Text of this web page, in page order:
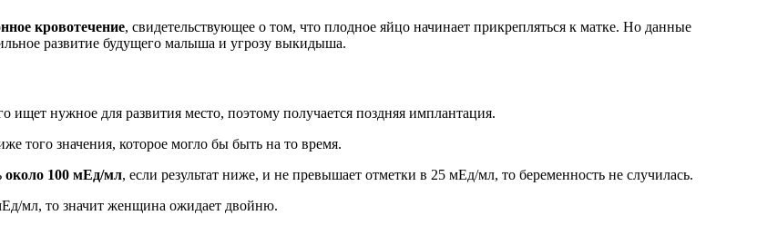
кровотечение, свидетельствующее о том, что плодное яйцо начинает прикрепляться к матке. Но данные
развитие будущего малыша и угрозу выкидыша.
ищет нужное для развития место, поэтому получается поздняя имплантация.
того значения, которое могло бы быть на то время.
около 100 мЕд/мл, если результат ниже, и не превышает отметки в 25 мЕд/мл, то беременность не случилась.
мл, то значит женщина ожидает двойню.